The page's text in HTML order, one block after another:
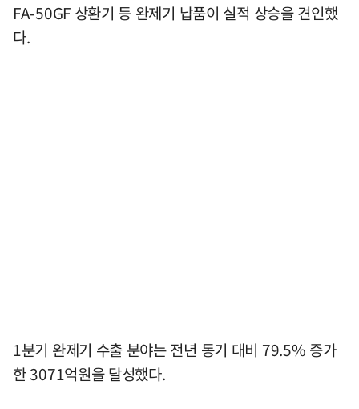
FA-50GF 상환기 등 완제기 납품이 실적 상승을 견인했
다.
1분기 완제기 수출 분야는 전년 동기 대비 79.5% 증가
한 3071억원을 달성했다.